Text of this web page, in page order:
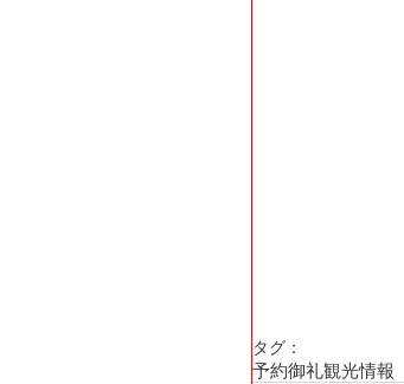
タグ：
予約御礼観光情報